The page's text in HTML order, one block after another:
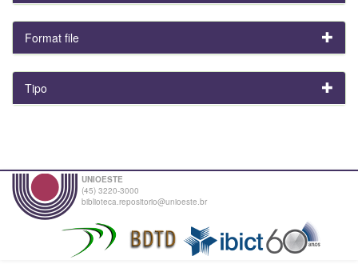
Format file
Tipo
UNIOESTE
(45) 3220-3000
biblioteca.repositorio@unioeste.br